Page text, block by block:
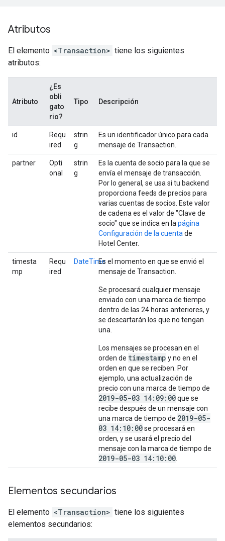
Atributos
El elemento <Transaction> tiene los siguientes
atributos:
Atributo
¿Es
obli
gato
rio?
Tipo Descripción
id
Requ
ired
strin
g
Es un identificador único para cada
mensaje de Transaction.
partner
Opti
onal
strin
g
Es la cuenta de socio para la que se
envía el mensaje de transacción.
Por lo general, se usa si tu backend
proporciona feeds de precios para
varias cuentas de socios. Este valor
de cadena es el valor de "Clave de
socio" que se indica en la página
Configuración de la cuenta de
Hotel Center.
timesta
mp
Requ
ired
DateTimeEs el momento en que se envió el
mensaje de Transaction.
Se procesará cualquier mensaje
enviado con una marca de tiempo
dentro de las 24 horas anteriores, y
se descartarán los que no tengan
una.
Los mensajes se procesan en el
orden de timestamp y no en el
orden en que se reciben. Por
ejemplo, una actualización de
precio con una marca de tiempo de
2019-05-03 14:09:00que se
recibe después de un mensaje con
una marca de tiempo de 2019-05-
03 14:10:00se procesará en
orden, y se usará el precio del
mensaje con la marca de tiempo de
2019-05-03 14:10:00
Elementos secundarios
El elemento <Transaction> tiene los siguientes
elementos secundarios: